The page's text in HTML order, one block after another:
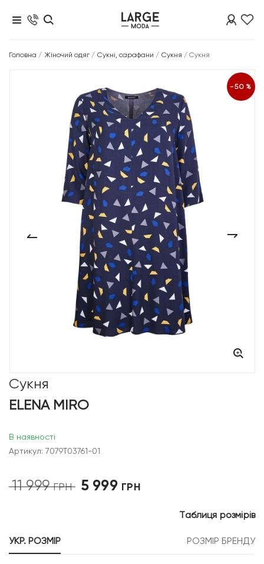
Головна / Жіночий одяг / Сукні, сарафани / Сукня /Сукня
-50%
Сукня
ELENA MIRO
В наявності
Артикул: 7079T03761-01
11 999ГРН
Оригінальна
5 999 ГРН
УКР. РОЗМІР
РОЗМІР БРЕНДУ
Таблиця розмірів